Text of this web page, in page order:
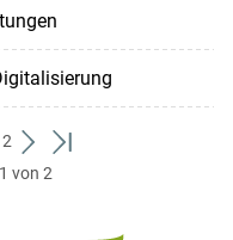
weiter
zum
zum
von 2